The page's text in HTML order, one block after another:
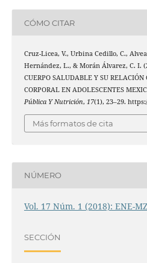
CÓMO CITAR
Cruz-Licea, V., Urbina Cedillo, C.,
Hernández, L., & Morán Álvarez, C. I.
CUERPO SALUDABLE Y SU RELACIÓN
CORPORAL EN ADOLESCENTES
Pública Y Nutrición, 17(1), 23–29.
Más formatos de cita
NÚMERO
Vol. 17 Núm. 1 (2018): ENE-
SECCIÓN